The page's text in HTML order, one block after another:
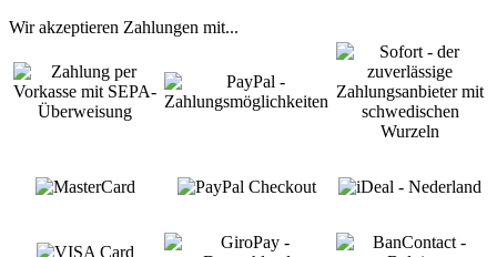
Wir akzeptieren Zahlungen mit...